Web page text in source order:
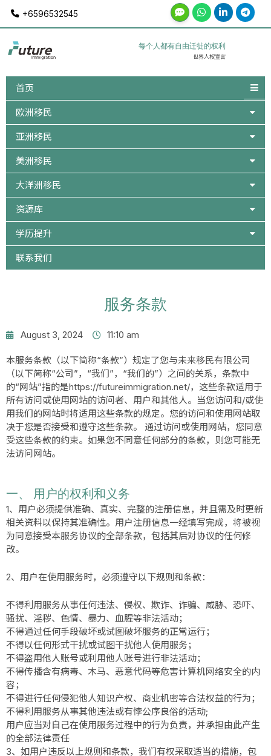
content
+6596532545
每个人都有自由迁徙的权利
世界人权宣言
首页
欧洲移民
亚洲移民
美洲移民
大洋洲移民
资源库
学历提升
联系我们
服务条款
August 3, 2024 11:10 am
本服务条款（以下简称“条款”）规定了您与未来移民有限公司
（以下简称“公司”，“我们”，“我们的”）之间的关系，条款中
的“网站”指的是https://futureimmigration.net/，这些条款适用于
所有访问或使用网站的访问者、用户和其他人。当您访问和/或使
用我们的网站时将适用这些条款的规定。您的访问和使用网站取
决于您是否接受和遵守这些条款。 通过访问或使用网站，您同意
受这些条款的约束。如果您不同意任何部分的条款，则您可能无
法访问网站。
一、 用户的权利和义务
1、用户必须提供准确、真实、完整的注册信息，并且需及时更新
相关资料以保持其准确性。用户注册信息一经填写完成，将被视
为同意接受本服务协议的全部条款，包括其后对协议的任何修
改。
2、用户在使用服务时，必须遵守以下规则和条款：
不得利用服务从事任何违法、侵权、欺诈、诈骗、威胁、恐吓、
骚扰、淫秽、色情、暴力、血腥等非法活动；
不得通过任何手段破坏或试图破坏服务的正常运行；
不得以任何形式干扰或试图干扰他人使用服务；
不得盗用他人账号或利用他人账号进行非法活动；
不得传播含有病毒、木马、恶意代码等危害计算机网络安全的内
容；
不得进行任何侵犯他人知识产权、商业机密等合法权益的行为；
不得利用服务从事其他违法或有悖公序良俗的活动;
用户应当对自己在使用服务过程中的行为负责，并承担由此产生
的全部法律责任
3、如用户违反以上规则和条款，我们有权采取适当的措施，包